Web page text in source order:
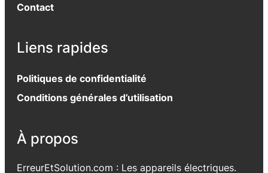
Contact
Liens rapides
Politiques de confidentialité
Conditions générales d’utilisation
À propos
ErreurEtSolution.com : Les appareils électriques.